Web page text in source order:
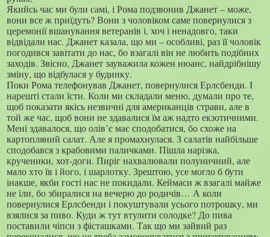
Якийсь час ми були самі, і Рома подзвонив Джанет – може,
вони все ж приїдуть? Вони з чоловіком саме повернулися з
церемонії вшанування ветеранів і, хоч і ненадовго, таки
відвідали нас. Джанет казала, що ми – особливі, раз її чоловік
погодився завітати до нас, бо взагалі він не любить подібних
заходів. Звісно, Джанет зауважила кожен нюанс, найдрібнішу
зміну, що відбулася у будинку.
Поки Рома телефонував Джанет, повернулися Ерлсбенди. І
нарешті стали їсти. Коли ми складали меню, думали про те,
щоб показати якісь незвичні для американців страви, але в
той же час, щоб вони не здавалися їм аж надто екзотичними.
Мені здавалося, що олів’є має сподобатися, бо схоже на
картопляний салат. Але я промахнулася. З салатів найбільше
сподобався з крабовими паличками. Пішла нарізка,
крученики, хот-доги. Пиріг нахвалювали полуничний, але
мало хто їв і його, і шарлотку. Зрештою, усе могло б бути
інакше, якби гості нас не покидали. Кеймаси ж взагалі майже
не їли, бо збиралися на вечерю до родичів… А коли
повернулися Ерлсбенди і покуштували усього потрошку, ми
взялися за пиво. Куди ж тут втулити солодке? До пива
поставили чіпси з фісташками. Так що ми зайвий раз